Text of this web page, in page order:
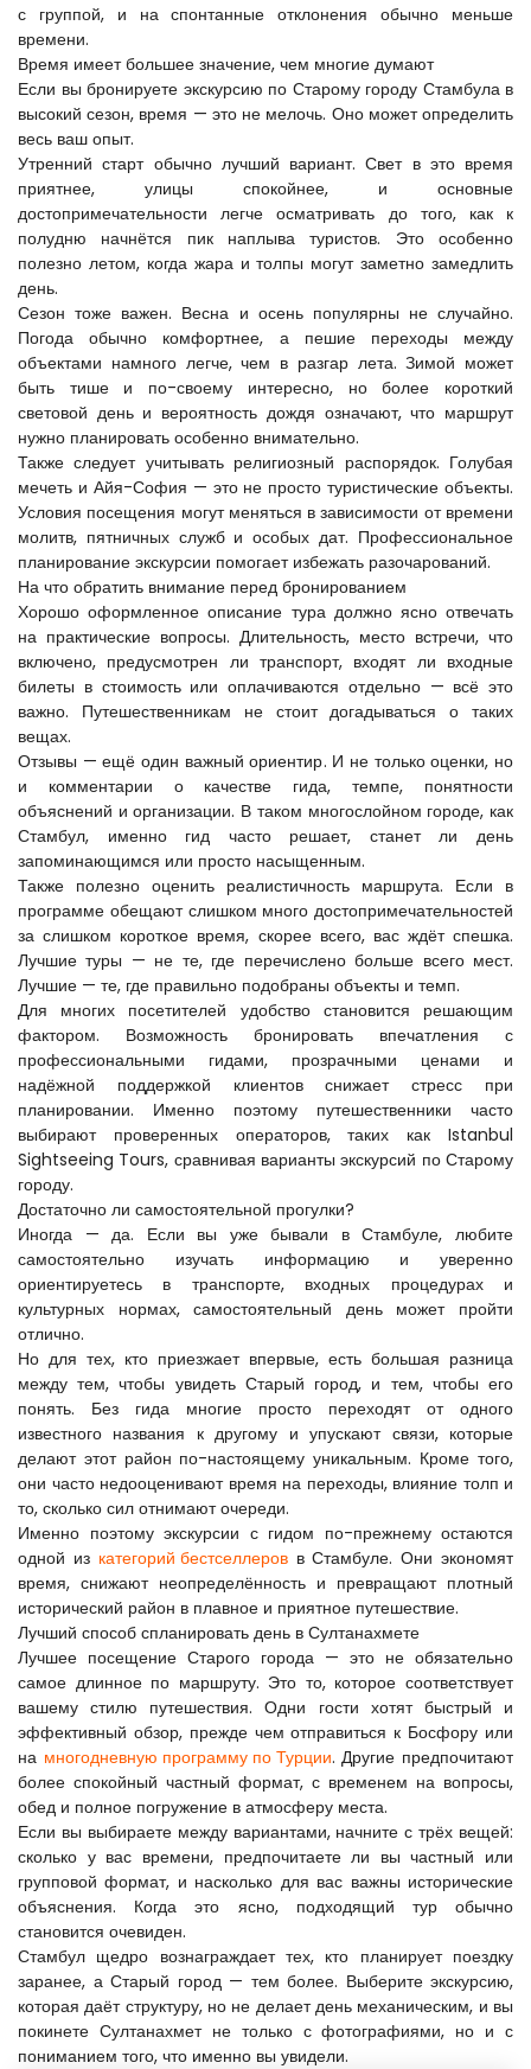
с группой, и на спонтанные отклонения обычно меньше
времени.
Время имеет большее значение, чем многие думают
Если вы бронируете экскурсию по Старому городу Стамбула в
высокий сезон, время — это не мелочь. Оно может определить
весь ваш опыт.
Утренний старт обычно лучший вариант. Свет в это время
приятнее, улицы спокойнее, и основные
достопримечательности легче осматривать до того, как к
полудню начнётся пик наплыва туристов. Это особенно
полезно летом, когда жара и толпы могут заметно замедлить
день.
Сезон тоже важен. Весна и осень популярны не случайно.
Погода обычно комфортнее, а пешие переходы между
объектами намного легче, чем в разгар лета. Зимой может
быть тише и по-своему интересно, но более короткий
световой день и вероятность дождя означают, что маршрут
нужно планировать особенно внимательно.
Также следует учитывать религиозный распорядок. Голубая
мечеть и Айя-София — это не просто туристические объекты.
Условия посещения могут меняться в зависимости от времени
молитв, пятничных служб и особых дат. Профессиональное
планирование экскурсии помогает избежать разочарований.
На что обратить внимание перед бронированием
Хорошо оформленное описание тура должно ясно отвечать
на практические вопросы. Длительность, место встречи, что
включено, предусмотрен ли транспорт, входят ли входные
билеты в стоимость или оплачиваются отдельно — всё это
важно. Путешественникам не стоит догадываться о таких
вещах.
Отзывы — ещё один важный ориентир. И не только оценки, но
и комментарии о качестве гида, темпе, понятности
объяснений и организации. В таком многослойном городе, как
Стамбул, именно гид часто решает, станет ли день
запоминающимся или просто насыщенным.
Также полезно оценить реалистичность маршрута. Если в
программе обещают слишком много достопримечательностей
за слишком короткое время, скорее всего, вас ждёт спешка.
Лучшие туры — не те, где перечислено больше всего мест.
Лучшие — те, где правильно подобраны объекты и темп.
Для многих посетителей удобство становится решающим
фактором. Возможность бронировать впечатления с
профессиональными гидами, прозрачными ценами и
надёжной поддержкой клиентов снижает стресс при
планировании. Именно поэтому путешественники часто
выбирают проверенных операторов, таких как Istanbul
Sightseeing Tours, сравнивая варианты экскурсий по Старому
городу.
Достаточно ли самостоятельной прогулки?
Иногда — да. Если вы уже бывали в Стамбуле, любите
самостоятельно изучать информацию и уверенно
ориентируетесь в транспорте, входных процедурах и
культурных нормах, самостоятельный день может пройти
отлично.
Но для тех, кто приезжает впервые, есть большая разница
между тем, чтобы увидеть Старый город, и тем, чтобы его
понять. Без гида многие просто переходят от одного
известного названия к другому и упускают связи, которые
делают этот район по-настоящему уникальным. Кроме того,
они часто недооценивают время на переходы, влияние толп и
то, сколько сил отнимают очереди.
Именно поэтому экскурсии с гидом по-прежнему остаются
одной из категорий бестселлеров в Стамбуле. Они экономят
время, снижают неопределённость и превращают плотный
исторический район в плавное и приятное путешествие.
Лучший способ спланировать день в Султанахмете
Лучшее посещение Старого города — это не обязательно
самое длинное по маршруту. Это то, которое соответствует
вашему стилю путешествия. Одни гости хотят быстрый и
эффективный обзор, прежде чем отправиться к Босфору или
на многодневную программу по Турции. Другие предпочитают
более спокойный частный формат, с временем на вопросы,
обед и полное погружение в атмосферу места.
Если вы выбираете между вариантами, начните с трёх вещей:
сколько у вас времени, предпочитаете ли вы частный или
групповой формат, и насколько для вас важны исторические
объяснения. Когда это ясно, подходящий тур обычно
становится очевиден.
Стамбул щедро вознаграждает тех, кто планирует поездку
заранее, а Старый город — тем более. Выберите экскурсию,
которая даёт структуру, но не делает день механическим, и вы
покинете Султанахмет не только с фотографиями, но и с
пониманием того, что именно вы увидели.